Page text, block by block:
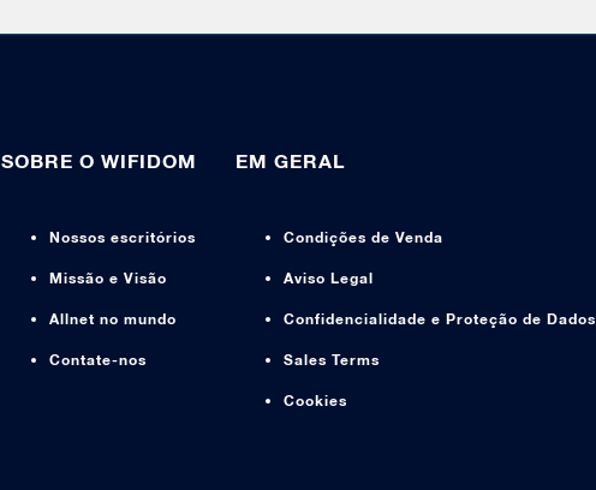
SOBRE O WIFIDOM
Nossos escritórios
Missão e Visão
Allnet no mundo
Contate-nos
EM GERAL
Condições de Venda
Aviso Legal
Confidencialidade e Proteção de Dados
Sales Terms
Cookies